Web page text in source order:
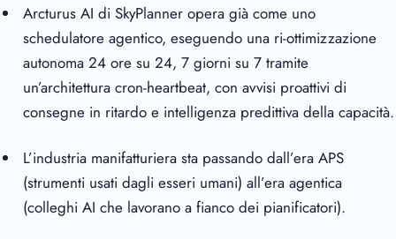
Arcturus AI di SkyPlanner opera già come uno
schedulatore agentico, eseguendo una ri-ottimizzazione
autonoma 24 ore su 24, 7 giorni su 7 tramite
un’architettura cron-heartbeat, con avvisi proattivi di
consegne in ritardo e intelligenza predittiva della capacità.
L’industria manifatturiera sta passando dall’era APS
(strumenti usati dagli esseri umani) all’era agentica
(colleghi AI che lavorano a fianco dei pianificatori).